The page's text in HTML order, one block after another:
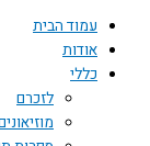
עמוד הבית
אודות
כללי
לזכרם